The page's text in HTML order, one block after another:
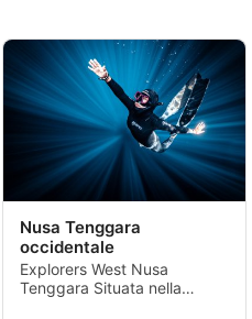
Nusa Tenggara
occidentale
Explorers West Nusa
Tenggara Situata nella